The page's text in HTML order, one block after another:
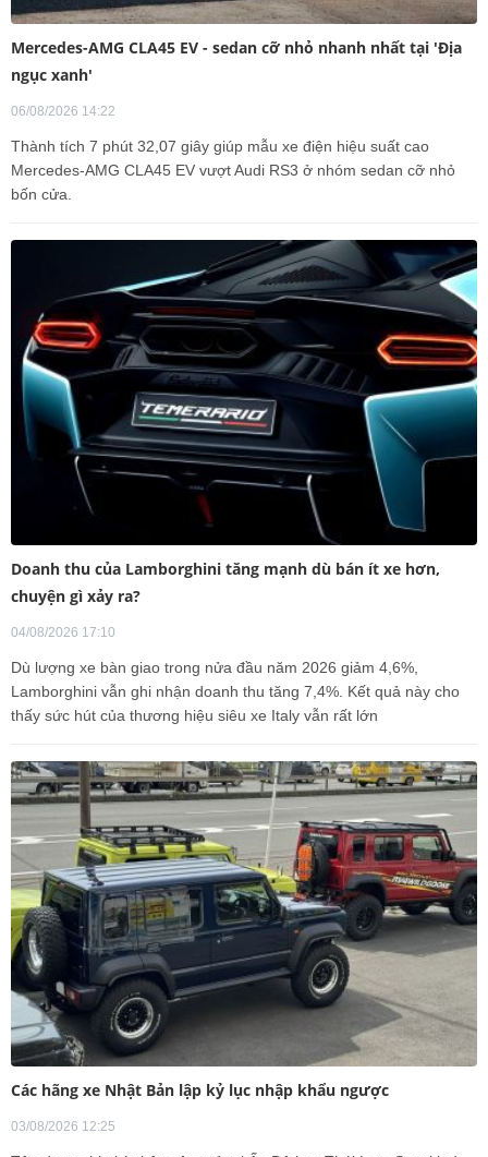
Mercedes-AMG CLA45 EV - sedan cỡ nhỏ nhanh nhất tại 'Địa
ngục xanh'
06/08/2026 14:22
Thành tích 7 phút 32,07 giây giúp mẫu xe điện hiệu suất cao
Mercedes-AMG CLA45 EV vượt Audi RS3 ở nhóm sedan cỡ nhỏ
bốn cửa.
Doanh thu của Lamborghini tăng mạnh dù bán ít xe hơn,
chuyện gì xảy ra?
04/08/2026 17:10
Dù lượng xe bàn giao trong nửa đầu năm 2026 giảm 4,6%,
Lamborghini vẫn ghi nhận doanh thu tăng 7,4%. Kết quả này cho
thấy sức hút của thương hiệu siêu xe Italy vẫn rất lớn
Các hãng xe Nhật Bản lập kỷ lục nhập khẩu ngược
03/08/2026 12:25